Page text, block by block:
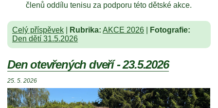
členů oddílu tenisu za podporu této dětské akce.
Celý příspěvek Rubrika: AKCE 2026
Fotografie:
Den dětí 31.5.2026
Den otevřených dveří - 23.5.2026
25. 5. 2026